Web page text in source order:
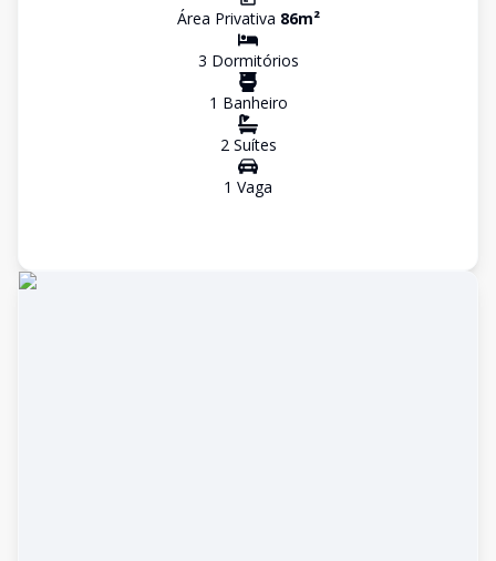
Área Privativa 86m²
3 Dormitórios
1 Banheiro
2Suítes
1 Vaga